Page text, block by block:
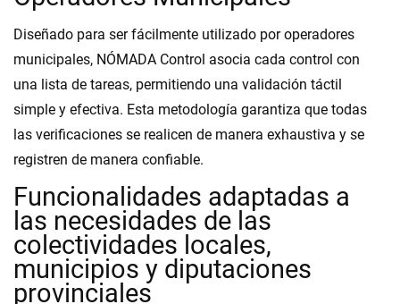
Diseñado para ser fácilmente utilizado por operadores
municipales, NÓMADA Control asocia cada control con
una lista de tareas, permitiendo una validación táctil
simple y efectiva. Esta metodología garantiza que todas
las verificaciones se realicen de manera exhaustiva y se
registren de manera confiable.
Funcionalidades adaptadas a
las necesidades de las
colectividades locales,
municipios y diputaciones
provinciales